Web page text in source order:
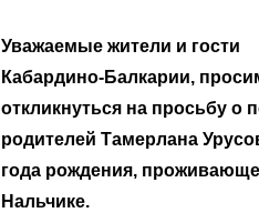
Уважаемые земляки и все
неравнодушные граждане.
Читать далее